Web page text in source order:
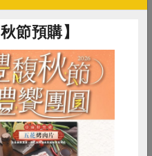
本自去年（2022）起也
力供需緊迫警告」，透過
缺電危機。那台灣呢？面
行動，為自己、也為地球
節預購】